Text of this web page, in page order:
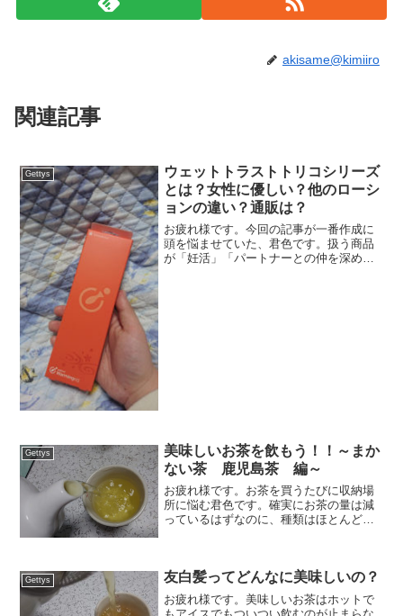
akisame@kimiiro
関連記事
Gettys
ウェットトラストトリコシリーズ
とは？女性に優しい？他のローシ
ョンの違い？通販は？
お疲れ様です。今回の記事が一番作成に
頭を悩ませていた、君色です。扱う商品
が「妊活」「パートナーとの仲を深め
Gettys
美味しいお茶を飲もう！！～まか
ない茶 鹿児島茶 編～
お疲れ様です。お茶を買うたびに収納場
所に悩む君色です。確実にお茶の量は減
っているはずなのに、種類はほとんど減
「大容量 まかない茶鹿児島...
Gettys 友白髪ってどんなに美味しいの？
お疲れ様です。美味しいお茶はホットで